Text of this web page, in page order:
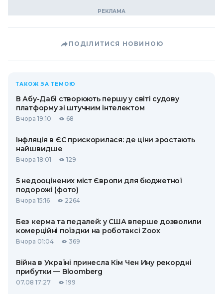
ПОДІЛИТИСЯ НОВИНОЮ
ТАКОЖ ЗА ТЕМОЮ
В Абу-Дабі створюють першу у світі судову
платформу зі штучним інтелектом
Вчора 19:10 68
Інфляція в ЄС прискорилася: де ціни зростають
найшвидше
Вчора 18:01 129
5 недооцінених міст Європи для бюджетної
подорожі (фото)
Вчора 15:16 2264
Без керма та педалей: у США вперше дозволили
комерційні поїздки на роботаксі Zoox
Вчора 01:04 369
Війна в Україні принесла Кім Чен Ину рекордні
прибутки — Bloomberg
07.08 17:27 199